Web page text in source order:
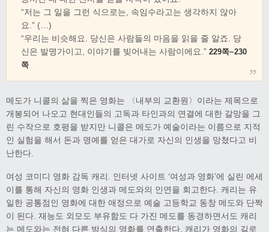
“저는 그 일을 그런 식으로는, 속임수라고는 생각하지 않아
요.” (…)
“우리는 비슷해요. 당신은 사람들의 마음을 읽을 줄 알죠. 당
신은 발명가이고, 이야기를 빚어내는 사람이에요.” 229쪽~230
쪽
메도가 니콜의 삶을 찍은 영화는 〈내부의 교환원〉이라는 제목으로
개봉되어 나오고 현대인들의 고독과 타인과의 연결에 대한 갈망을 그
린 수작으로 호평을 받지만 니콜은 메도가 예술이라는 이름으로 지적
인 실험을 해서 돈과 명예를 얻은 대가로 자신의 인생을 망쳤다고 비
난한다.
여성 코미디 영화 감독 캐리. 인터넷 사이트 ‘여성과 영화’에 실린 에세
이를 통해 자신의 영화 인생과 메도와의 인연을 회고한다. 캐리는 유
일한 공통점인 영화에 대한 애정으로 예술 고등학교 동창 메도와 단짝
이 된다. 재능도 외모도 부유함도 다 가진 메도를 동경하면서도 캐리
는 메도와는 전혀 다른 방식의 영화를 연출한다. 캐리가 영화의 길로